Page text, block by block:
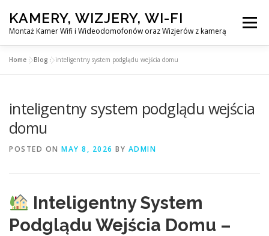
content
KAMERY, WIZJERY, WI-FI
Montaż Kamer Wifi i Wideodomofonów oraz Wizjerów z kamerą
Menu
MONTAŻ WIDEDOMOFONÓW
KONTAKT
EN
Home »Blog »inteligentny system podglądu wejścia domu
inteligentny system podglądu wejścia
domu
POSTED ON MAY 8, 2026 BY ADMIN
Inteligentny System
Podglądu Wejścia Domu –